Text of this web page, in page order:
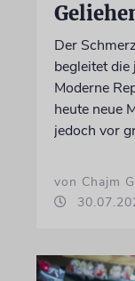
Der
begleitet
Moderne
heute neue
jedoch vor
von Chajm